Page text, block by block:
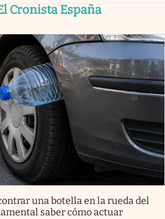
Cronista España
una botella en la rueda del
saber cómo actuar